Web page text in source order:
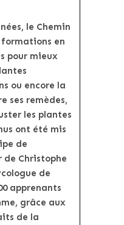
le Chemin
formations en
pour mieux
ou encore la
ses remèdes,
les plantes
ont été mis
de
de Christophe
de
apprenants
grâce aux
de la